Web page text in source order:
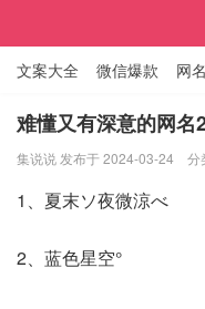
文案大全 微信爆款 网
知识大全
难懂又有深意的网名
集说说 发布于 2024-03-24 分
1、夏末ソ夜微涼べ
2、蓝色星空°